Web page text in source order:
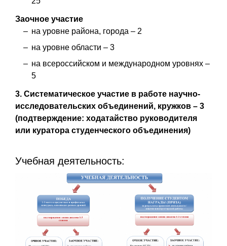
Заочное участие
на уровне района, города – 2
на уровне области – 3
на всероссийском и международном уровнях –
5
3. Систематическое участие в работе научно-
исследовательских объединений, кружков – 3
(подтверждение: ходатайство руководителя
или куратора студенческого объединения)
Учебная деятельность: